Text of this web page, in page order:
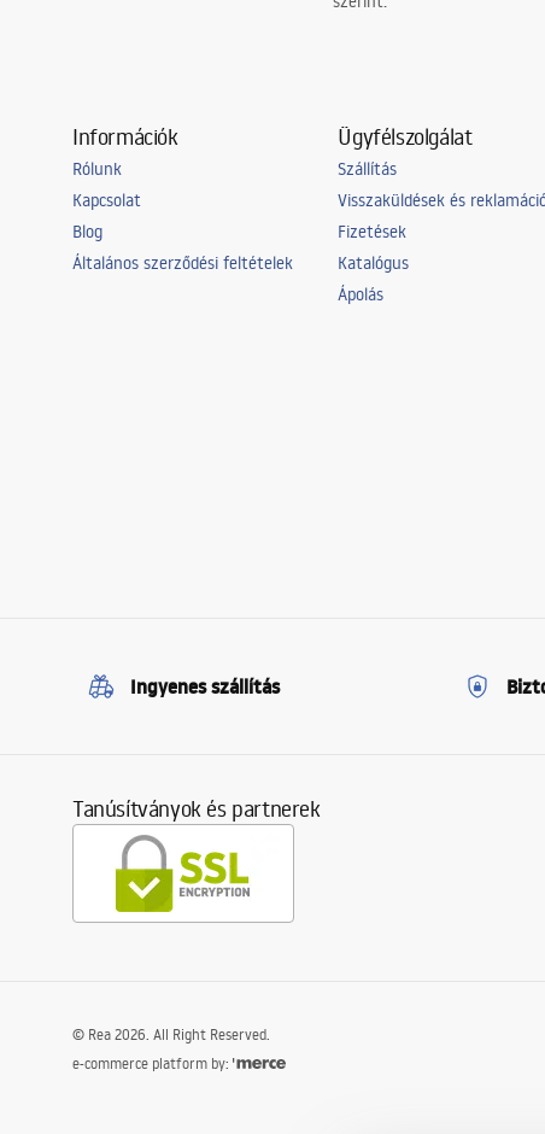
Információk
Rólunk
Kapcsolat
Blog
Általános szerződési feltételek
Ügyfélszolgálat
Szállítás
Visszaküldések és
Fizetések
Katalógus
Ápolás
Ingyenes szállítás
Tanúsítványok és partnerek
© Rea 2026. All Right Reserved.
e-commerce platform by: